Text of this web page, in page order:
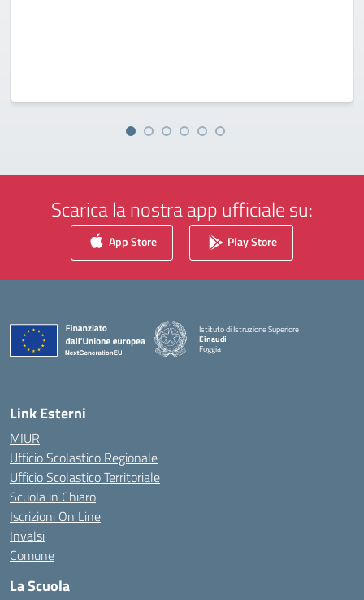
Scarica la nostra app ufficiale su:
App Store Play Store
Istituto di Istruzione Superiore
Einaudi
Foggia
— Visita la pagina iniziale della scuola
Link Esterni
MIUR
Ufficio Scolastico Regionale
Ufficio Scolastico Territoriale
Scuola in Chiaro
Iscrizioni On Line
Invalsi
Comune
La Scuola